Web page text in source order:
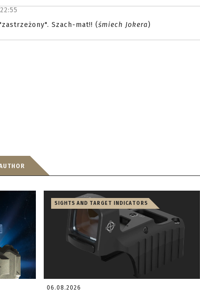
22:55
Szach-mat!! (śmiech Jokera)
SIGHTS AND TARGET INDICATORS
06.08.2026